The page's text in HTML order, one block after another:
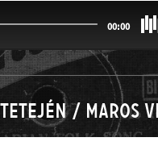
00:00